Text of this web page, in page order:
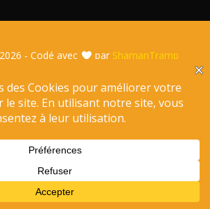
2026 - Codé avec par ShamanTramp